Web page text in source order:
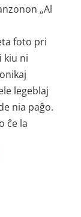
„Al
foto pri
kiu ni
legeblaj
nia paĝo.
ĉe la